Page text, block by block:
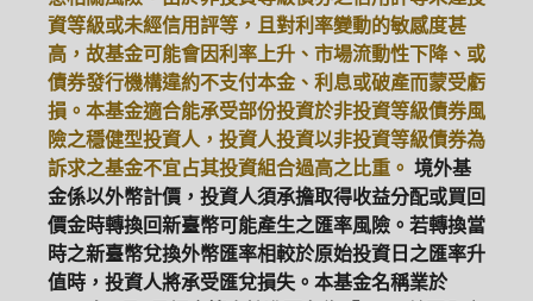
資等級或未經信用評等，且對利率變動的敏感度甚
高，故基金可能會因利率上升、市場流動性下降、或
債券發行機構違約不支付本金、利息或破產而蒙受虧
損。本基金適合能承受部份投資於非投資等級債券風
險之穩健型投資人，投資人投資以非投資等級債券為
訴求之基金不宜占其投資組合過高之比重。 境外基
金係以外幣計價，投資人須承擔取得收益分配或買回
價金時轉換回新臺幣可能產生之匯率風險。若轉換當
時之新臺幣兌換外幣匯率相較於原始投資日之匯率升
值時，投資人將承受匯兌損失。本基金名稱業於